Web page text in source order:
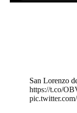
San Lorenzo
https://t.co/